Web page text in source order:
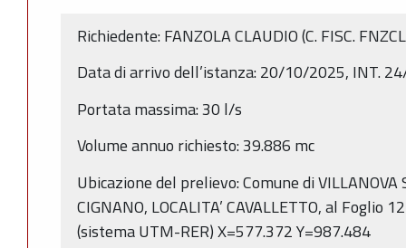
Richiedente: FANZOLA CLAUDIO (C. FISC.
Data di arrivo dell’istanza: 20/10/2025, INT.
Portata massima: 30 l/s
Volume annuo richiesto: 39.886 mc
Ubicazione del prelievo: Comune di VILLANOVA
CIGNANO, LOCALITA’ CAVALLETTO, al Foglio
(sistema UTM-RER) X=577.372 Y=987.484